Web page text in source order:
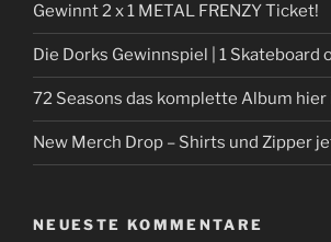
Gewinnt 2 x 1 METAL FRENZY Ticket!
Die Dorks Gewinnspiel | 1 Skateboard
72 Seasons das komplette Album hier
New Merch Drop – Shirts und Zipper
NEUESTE KOMMENTARE